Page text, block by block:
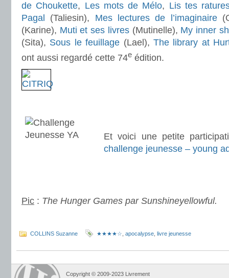
de Choukette, Les mots de Mélo, Lis tes
Pagal
(Taliesin), Mes lectures de l’imaginaire
(Karine), Muti et ses livres(Mutinelle), My inner
(Sita), Sous le feuillage (Lael),The library at
ont aussi regardé cette 74e édition.
Et voici une petite
challenge jeunesse – young
Pic : The Hunger Games par Sunshineyellowful.
COLLINS Suzanne ★★★★☆ apocalypse livre jeunesse
Copyright © 2009-2023 Livrement